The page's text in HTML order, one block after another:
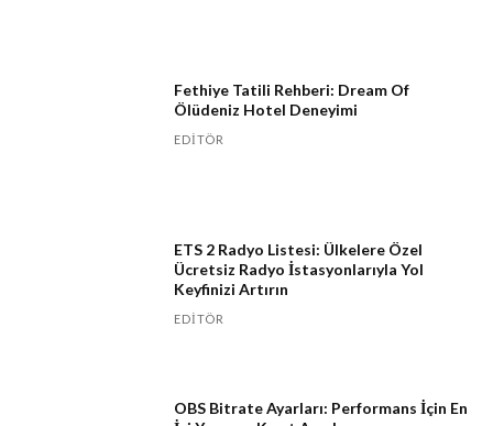
Fethiye Tatili Rehberi: Dream Of
Ölüdeniz Hotel Deneyimi
EDITÖR
ETS 2 Radyo Listesi: Ülkelere Özel
Ücretsiz Radyo İstasyonlarıyla Yol
Keyfinizi Artırın
EDITÖR
OBS Bitrate Ayarları: Performans İçin En